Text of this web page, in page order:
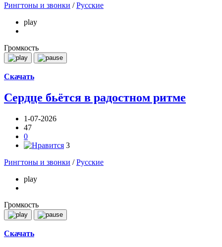
Рингтоны и звонки /Русские
play
Громкость
Скачать
Сердце бьётся в радостном ритме
1-07-2026
47
0
3
Рингтоны и звонки /Русские
play
Громкость
Скачать